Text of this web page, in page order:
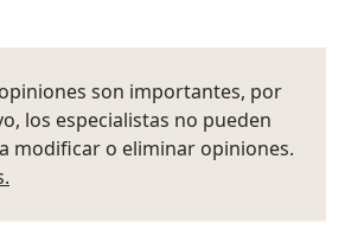
son importantes, por
los especialistas no pueden
modificar o eliminar opiniones.